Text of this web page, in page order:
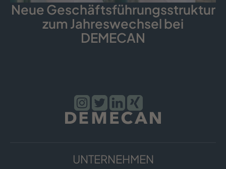
Neue Geschäfts­führungs­struktur
zum Jahreswechsel bei
DEMECAN
UNTERNEHMEN